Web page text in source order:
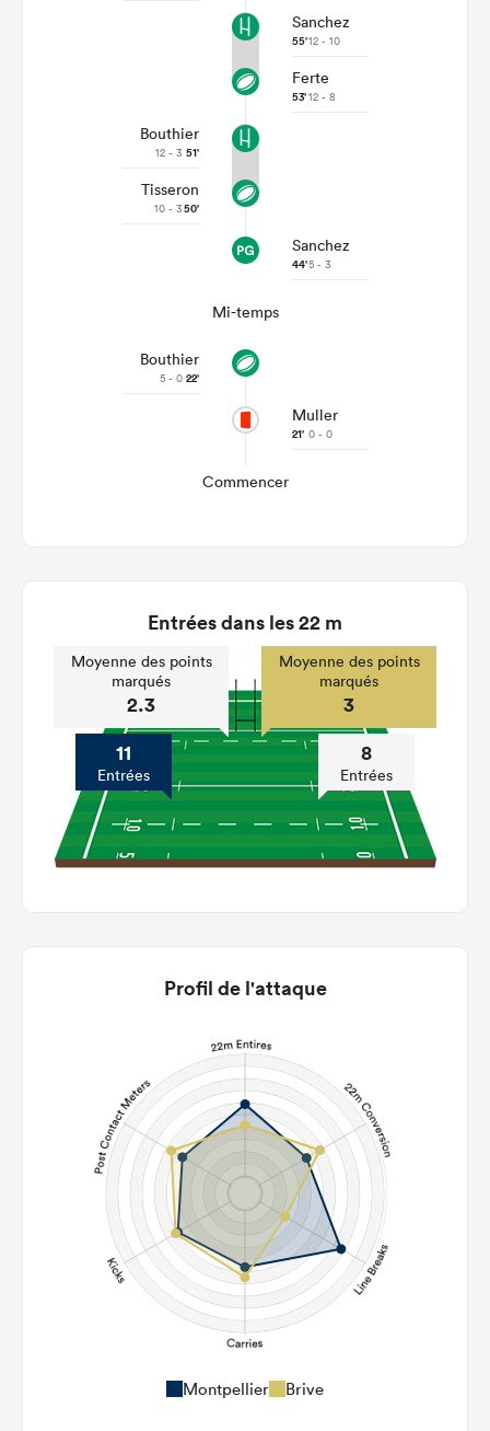
Sanchez
55'12 - 10
Ferte
53'12 - 8
Bouthier
12 - 3 51'
Tisseron
10 - 350'
Sanchez
44'5 - 3
Mi-temps
Bouthier
5 - 0 22'
Muller
21' 0 - 0
Commencer
Entrées dans les 22 m
Moyenne des points
marqués
2.3
11
Entrées
Moyenne des points
marqués
3
8
Entrées
Profil de l'attaque
Montpellier Brive